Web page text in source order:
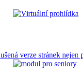
verze stránek nejen